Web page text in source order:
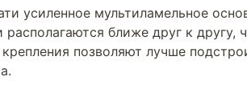
усиленное мультиламельное
располагаются ближе друг к
крепления позволяют лучше